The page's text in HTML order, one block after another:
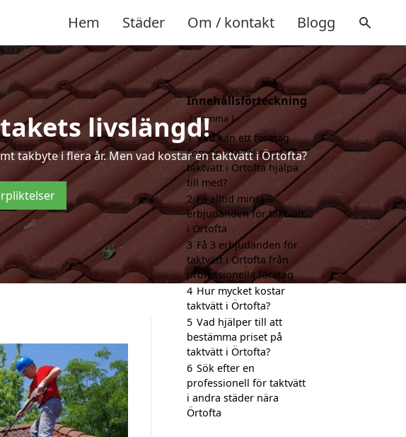
Hem Städer Om / kontakt Blogg
livslängd!
takbyte i flera år. Men vad kostar en taktvätt i Örtofta?
Innehållsförteckning
gömma
1 Vad kan ett företag
som är specialiserat på
taktvätt i Örtofta hjälpa
till med?
2 Få alltid minst 3
erbjudanden för taktvätt
i Örtofta
3 Få 3 erbjudanden för
taktvätt i Örtofta från
professionella företag
4 Hur mycket kostar
taktvätt i Örtofta?
5 Vad hjälper till att
bestämma priset på
taktvätt i Örtofta?
6 Sök efter en
professionell för taktvätt
i andra städer nära
Örtofta